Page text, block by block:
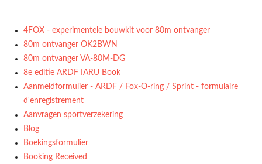
4FOX - experimentele bouwkit voor 80m ontvanger
80m ontvanger OK2BWN
80m ontvanger VA-80M-DG
8e editie ARDF IARU Book
Aanmeldformulier - ARDF / Fox-O-ring / Sprint - formulaire
d'enregistrement
Aanvragen sportverzekering
Blog
Boekingsformulier
Booking Received